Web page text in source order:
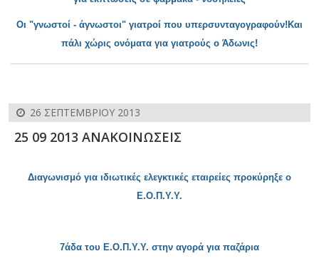
Οι "γνωστοί - άγνωστοι" γιατροί που υπερσυνταγογραφούν!Και
πάλι χώρις ονόματα για γιατρούς ο Άδωνις!
26 ΣΕΠΤΕΜΒΡΊΟΥ 2013
25 09 2013 ΑΝΑΚΟΙΝΩΣΕΙΣ
Διαγωνισμό για ιδιωτικές ελεγκτικές εταιρείες προκύρηξε ο
Ε.Ο.Π.Υ.Υ.
7άδα του Ε.Ο.Π.Υ.Υ. στην αγορά για παζάρια